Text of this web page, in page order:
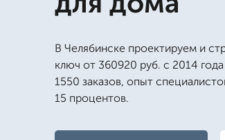
В Челябинске проектируем и
ключ от 360920 руб. с 2014
1550 заказов, опыт
15 процентов.